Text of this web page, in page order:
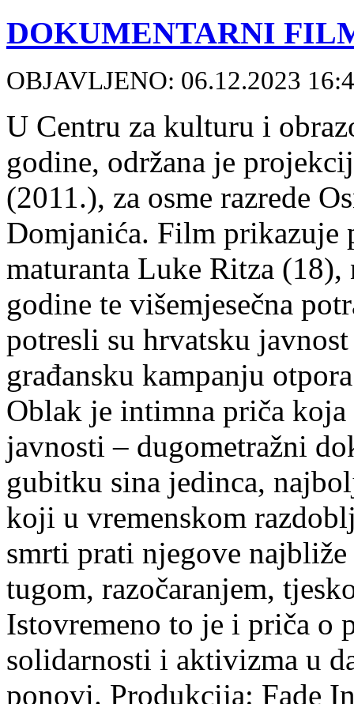
DOKUMENTARNI
OBJAVLJENO: 06.12.2023
U Centru za kulturu i
godine, održana je
(2011.), za osme razrede
Domjanića. Film prikazuje
maturanta Luke Ritza
godine te višemjesečna
potresli su hrvatsku
građansku kampanju
Oblak je intimna priča
javnosti – dugometražni
gubitku sina jedinca,
koji u vremenskom
smrti prati njegove
tugom, razočaranjem,
Istovremeno to je i priča o
solidarnosti i aktivizma u
ponovi. Produkcija: Fade